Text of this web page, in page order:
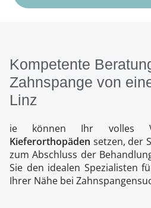
Kompetente
Zahnspange von
Linz
ie können Ihr volles
Kieferorthopäden setzen, der
zum Abschluss der
Sie den idealen Spezialisten
Ihrer Nähe bei